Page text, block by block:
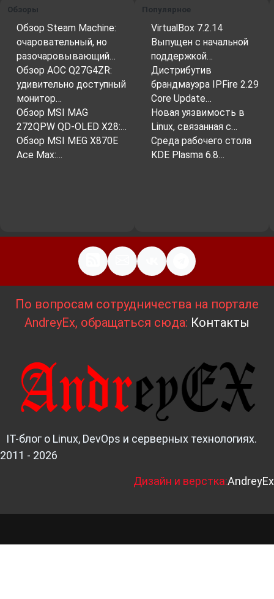
Обзоры
Обзор Steam Machine:
очаровательный, но
разочаровывающий…
Обзор AOC Q27G4ZR:
удивительно доступный
монитор…
Обзор MSI MAG
272QPW QD-OLED X28:…
Обзор MSI MEG X870E
Ace Max:…
Популярное
VirtualBox 7.2.14
Выпущен с начальной
поддержкой…
Дистрибутив
брандмауэра IPFire 2.29
Core Update…
Новая уязвимость в
Linux, связанная с…
Среда рабочего стола
KDE Plasma 6.8…
По вопросам сотрудничества на портале
AndreyEx, обращаться сюда: Контакты
IT-блог о Linux, DevOps и серверных технологиях.
2011 - 2026
Дизайн и верстка:AndreyEx